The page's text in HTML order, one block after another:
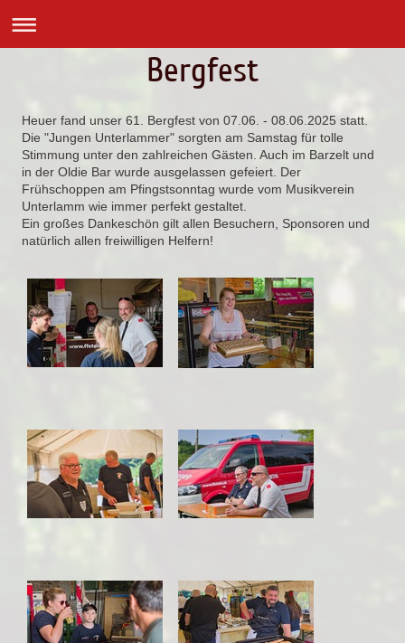
Bergfest
Heuer fand unser 61. Bergfest von 07.06. - 08.06.2025 statt.
Die "Jungen Unterlammer" sorgten am Samstag für tolle
Stimmung unter den zahlreichen Gästen. Auch im Barzelt und
in der Oldie Bar wurde ausgelassen gefeiert. Der
Frühschoppen am Pfingstsonntag wurde vom Musikverein
Unterlamm wie immer perfekt gestaltet.
Ein großes Dankeschön gilt allen Besuchern, Sponsoren und
natürlich allen freiwilligen Helfern!